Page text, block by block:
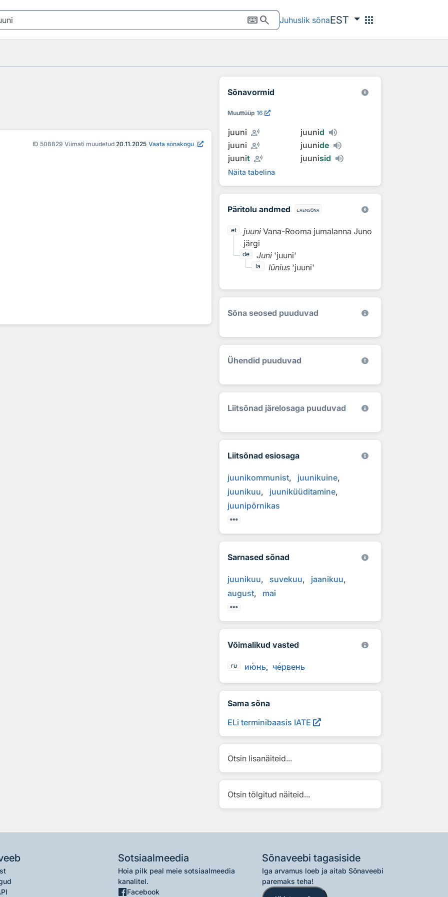
keyboardsearch Juhuslik sõnaEST apps
ID 508829 Viimati muudetud 20.11.2025 Vaata sõnakogu
Sõnavormid
Muuttüüp 16
juuni record_voice_over juunid
juuni record_voice_over juunide
juunit record_voice_over juunisid
Näita tabelina
Päritolu andmed laensõna
et juuni Vana-Rooma jumalanna Juno
järgi
de Juni 'juuni'
la Iūnius 'juuni'
Sõna seosed puuduvad
Ühendid puuduvad
Liitsõnad järelosaga puuduvad
Liitsõnad esiosaga
juunikommunist
juunikuine
juunikuu
juuniküüditamine
juunipõrnikas
Sarnased sõnad
juunikuu suvekuu
jaanikuu
august
mai
Võimalikud vasted
ru июнь червень
Sama sõna
ELi terminibaasis IATE
Otsin lisanäiteid...
Otsin tõlgitud näiteid...
Sotsiaalmeedia
Hoia pilk peal meie sotsiaalmeedia
kanalitel.
Facebook
Sõnaveebi tagasiside
Iga arvamus loeb ja aitab Sõnaveebi
paremaks teha!